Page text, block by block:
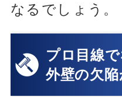
なるでしょう。
プロ目線
外壁の欠